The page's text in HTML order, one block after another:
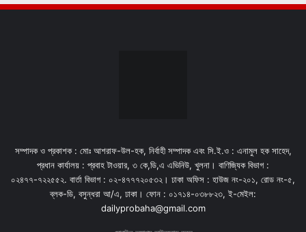
সম্পাদক ও প্রকাশক : মোঃ আশরাফ-উল-হক, নির্বাহী সম্পাদক এবং সি.ই.ও : এনামুল হক সাহেদ,
প্রধান কার্যালয় : প্রবাহ টাওয়ার, ৩ কে,ডি,এ এভিনিউ, খুলনা। বাণিজ্যিক বিভাগ :
০২৪৭৭-৭২২৫৫২. বার্তা বিভাগ : ০২-৪৭৭৭২০৫৩২। ঢাকা অফিস : হাউজ নং-২০১, রোড নং-৫,
ব্লক-ডি, বসুন্ধরা আ/এ, ঢাকা। ফোন : ০১৭১৪-০৩৮৮২৩, ই-মেইল:
dailyprobaha@gmail.com